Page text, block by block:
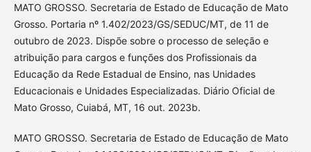
MATO GROSSO. Secretaria de Estado de Educação de Mato
Grosso. Portaria nº 1.402/2023/GS/SEDUC/MT, de 11 de
outubro de 2023. Dispõe sobre o processo de seleção e
atribuição para cargos e funções dos Profissionais da
Educação da Rede Estadual de Ensino, nas Unidades
Educacionais e Unidades Especializadas. Diário Oficial de
Mato Grosso, Cuiabá, MT, 16 out. 2023b.
MATO GROSSO. Secretaria de Estado de Educação de Mato